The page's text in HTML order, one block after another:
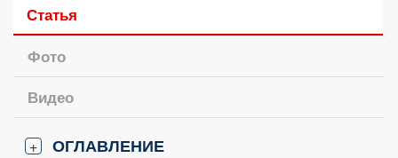
Статья
Фото
Видео
+ ОГЛАВЛЕНИЕ